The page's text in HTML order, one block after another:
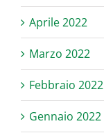
Aprile 2022
Marzo 2022
Febbraio 2022
Gennaio 2022